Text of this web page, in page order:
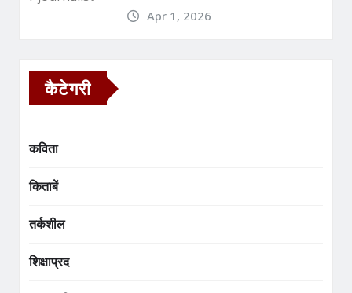
Apr 1, 2026
कैटेगरी
कविता
किताबें
तर्कशील
शिक्षाप्रद